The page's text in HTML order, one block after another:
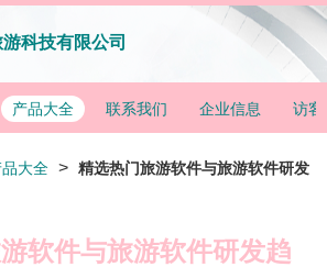
科技有限公司
产品大全 联系我们 企业信息 访客
品大全 > 精选热门旅游软件与旅游软件研发
软件与旅游软件研发趋